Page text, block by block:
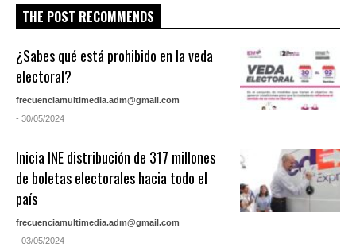
THE POST RECOMMENDS
¿Sabes qué está prohibido en la veda
electoral?
frecuenciamultimedia.adm@gmail.com
- 30/05/2024
Inicia INE distribución de 317 millones
de boletas electorales hacia todo el
país
frecuenciamultimedia.adm@gmail.com
- 03/05/2024